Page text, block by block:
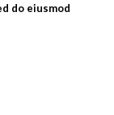
do eiusmod